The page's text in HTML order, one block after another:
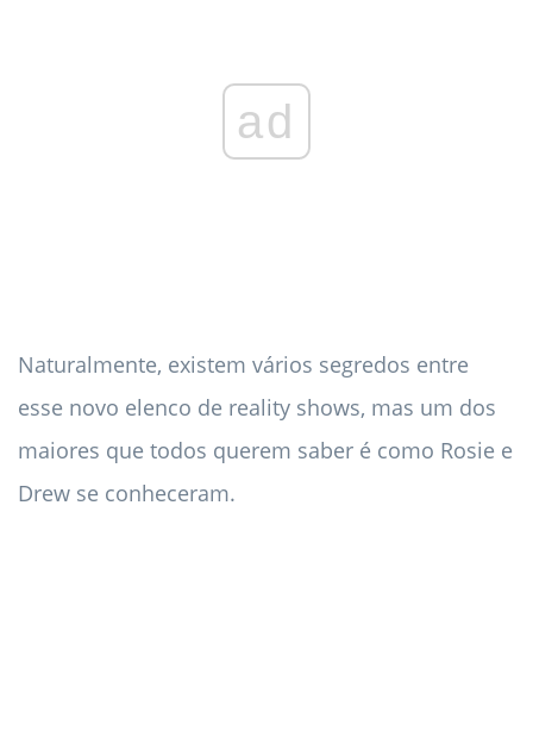
ad
Naturalmente, existem vários segredos entre
esse novo elenco de reality shows, mas um dos
maiores que todos querem saber é como Rosie e
Drew se conheceram.